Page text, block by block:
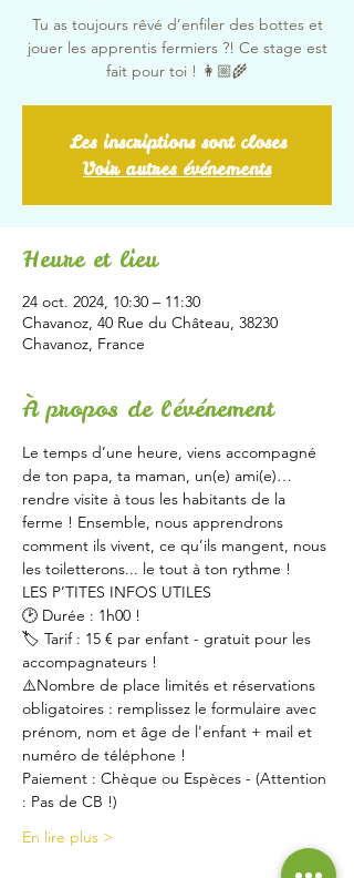
Tu as toujours rêvé d’enfiler des bottes et
jouer les apprentis fermiers ?! Ce stage est
fait pour toi ! 👩🏼‍🌾
Les inscriptions sont closes
Voir autres événements
Heure et lieu
24 oct. 2024, 10:30 – 11:30
Chavanoz, 40 Rue du Château, 38230
Chavanoz, France
À propos de l'événement
Le temps d’une heure, viens accompagné
de ton papa, ta maman, un(e) ami(e)…
rendre visite à tous les habitants de la
ferme ! Ensemble, nous apprendrons
comment ils vivent, ce qu’ils mangent, nous
les toiletterons... le tout à ton rythme !
LES P’TITES INFOS UTILES
🕑 Durée : 1h00 !
🏷 Tarif : 15 € par enfant - gratuit pour les
accompagnateurs !
⚠️Nombre de place limités et réservations
obligatoires : remplissez le formulaire avec
prénom, nom et âge de l'enfant + mail et
numéro de téléphone !
Paiement : Chèque ou Espèces - (Attention
: Pas de CB !)
En lire plus >